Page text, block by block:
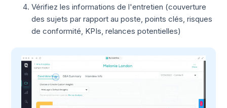
Vérifiez les informations de l'entretien (couverture
des sujets par rapport au poste, points clés, risques
de conformité, KPIs, relances potentielles)